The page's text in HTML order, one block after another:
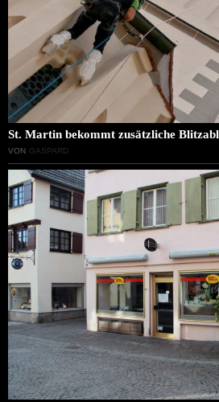
St. Martin bekommt zusätzliche
VON GASPARD